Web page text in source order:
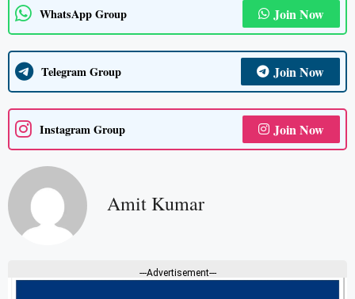
WhatsApp Group Join Now
Telegram Group Join Now
Instagram Group Join Now
Amit Kumar
---Advertisement---